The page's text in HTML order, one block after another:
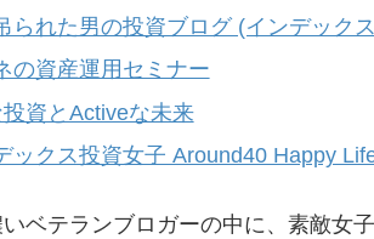
られた男の投資ブログ (インデック
の資産運用セミナー
資とActiveな未来
ックス投資女子 Around40 Happy
ベテランブロガーの中に、素敵女